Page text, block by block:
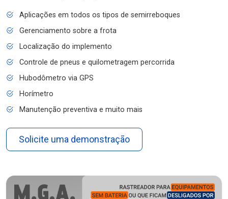
Aplicações em todos os tipos de semirreboques
Gerenciamento sobre a frota
Localização do implemento
Controle de pneus e quilometragem percorrida
Hubodômetro via GPS
Horímetro
Manutenção preventiva e muito mais
Solicite uma demonstração